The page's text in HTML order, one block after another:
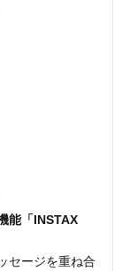
能「INSTAX
セージを重ね合